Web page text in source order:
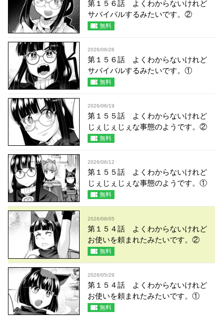
第１５６話 よくわからないけれど
サバイバルするみたいです。②
無料
2026/06/26
第１５６話 よくわからないけれど
サバイバルするみたいです。①
無料
2026/06/19
第１５５話 よくわからないけれど
じぇじぇじぇな事態のようです。②
無料
2026/06/12
第１５５話 よくわからないけれど
じぇじぇじぇな事態のようです。①
無料
2026/06/05
第１５４話 よくわからないけれど
お使いを頼まれたみたいです。②
無料
2026/05/29
第１５４話 よくわからないけれど
お使いを頼まれたみたいです。①
無料